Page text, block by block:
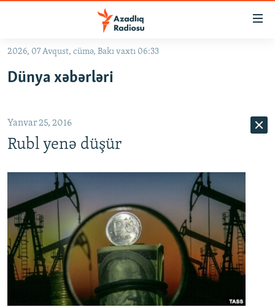
Əsas
qayıt
qayıt
Axtarışa
#İZAHLA
FƏRQƏ BAX
QANUNI DOĞRU
ARAŞDIRMA
MULTIMEDIA
VIDEO
FOTOQALEREYA
İNFOQRAFIKA
RADIO ARXIV
OXU ZALI
AZƏRBAYCAN ƏDƏBIYYATI KITABXANASI
HAQQIMIZDA
MISSIYAMIZ
2026, 07 Avqust, cümə, Bakı vaxtı 06:33
Dünya xəbərləri
Yanvar 25, 2016
Rubl yenə düşür